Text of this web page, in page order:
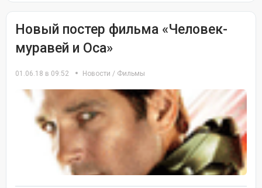
Новый постер фильма «Человек-
муравей и Оса»
01.06.18 в 09:52 Новости / Фильмы